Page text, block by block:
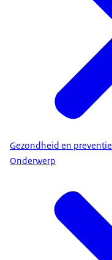
Gezondheid en preventie
Onderwerp